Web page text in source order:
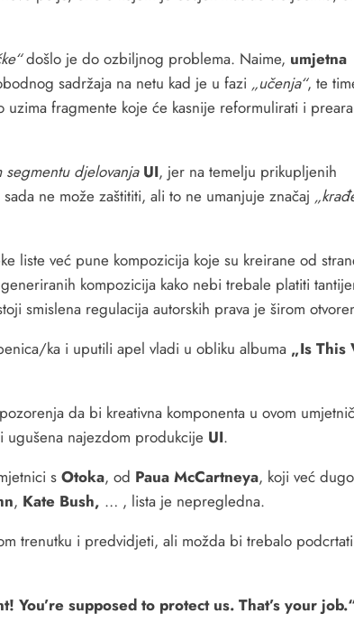
došlo je do ozbiljnog problema. Naime, umjetna
sadržaja na netu kad je u fazi „učenja“, te
uzima fragmente koje će kasnije reformulirati i
segmentu djelovanja UI, jer na temelju prikupljenih
ne može zaštititi, ali to ne umanjuje značaj
liste već pune kompozicija koje su kreirane od
kompozicija kako nebi trebale platiti
smislena regulacija autorskih prava je širom
ka i uputili apel vladi u obliku albuma „Is This
da bi kreativna komponenta u ovom
ugušena najezdom produkcije UI.
s Otoka, od Paua McCartneya, koji već dugo
, Kate Bush, … , lista je nepregledna.
trenutku i predvidjeti, ali možda bi trebalo
You’re supposed to protect us. That’s your